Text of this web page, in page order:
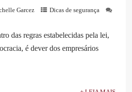
Garcez
Dicas de segurança
das regras estabelecidas pela lei,
é dever dos empresários